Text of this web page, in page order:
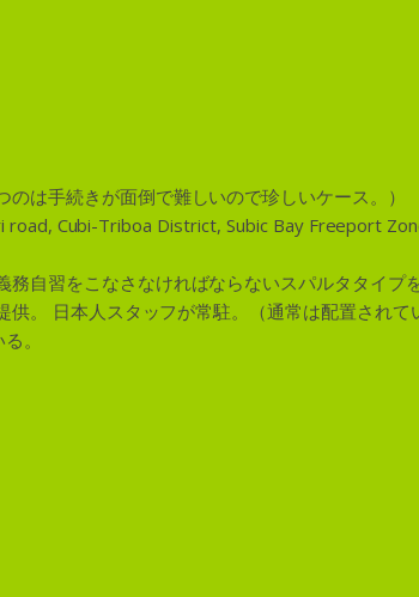
は手続きが面倒で難しいので珍しいケース。）
Cubi-Triboa District, Subic Bay Freeport
自習をこなさなければならないスパルタタイプ
。 日本人スタッフが常駐。（通常は配置されて
。